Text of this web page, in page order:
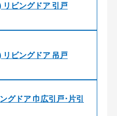
ビングドア 引戸
ビングドア 吊戸
グドア 巾広引戸･片引